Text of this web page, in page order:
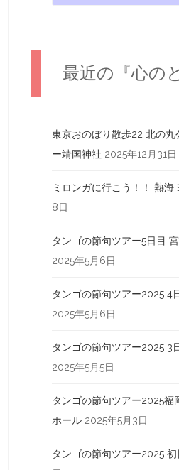
最近の『心の
東京おのぼり散歩22 北の丸
ー靖国神社 2025年12月31日
ミロンガに行こう！！ 熱海
8日
タンゴの節句ツアー5日目
2025年5月6日
タンゴの節句ツアー2025 4
2025年5月6日
タンゴの節句ツアー2025 3
2025年5月5日
タンゴの節句ツアー2025福
ホール 2025年5月3日
タンゴの節句ツアー2025 初